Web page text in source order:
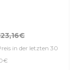
in der letzten 30